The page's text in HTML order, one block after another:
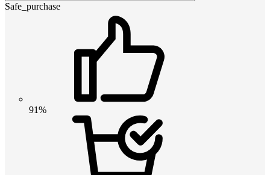
Safe_purchase
91%